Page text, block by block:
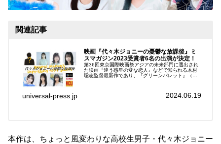
関連記事
映画『代々木ジョニーの憂鬱な放課後』ミ
スマガジン2023受賞者6名の出演が決定！
第36回東京国際映画祭アジアの未来部門に選出され
た映画『違う惑星の変な恋人』などで知られる木村
聡志監督最新作であり、『グリーンバレット』（監
universal-press.jp 2024.06.19
本作は、ちょっと風変わりな高校生男子・代々木ジョニー